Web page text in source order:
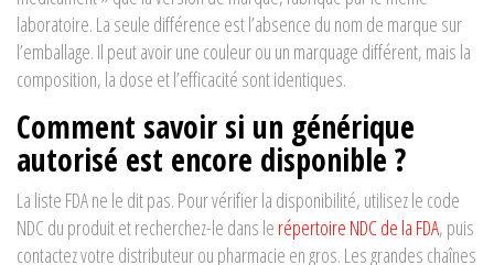
laboratoire. La seule différence est l’absence du nom de marque sur
l’emballage. Il peut avoir une couleur ou un marquage différent, mais la
composition, la dose et l’efficacité sont identiques.
Comment savoir si un générique
autorisé est encore disponible ?
La liste FDA ne le dit pas. Pour vérifier la disponibilité, utilisez le code
NDC du produit et recherchez-le dans le répertoire NDC de la FDA, puis
contactez votre distributeur ou pharmacie en gros. Les grandes chaînes